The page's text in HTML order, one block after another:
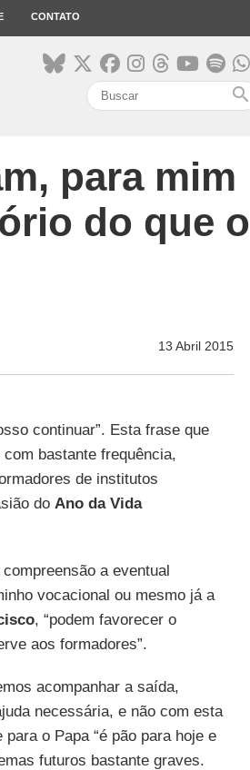
CONTATO
search
para mim
do que o
13 Abril 2015
continuar”. Esta frase que
bastante frequência,
de institutos
do Ano da Vida
a eventual
vocacional ou mesmo já a
, “podem favorecer o
aos formadores”.
acompanhar a saída,
necessária, e não com esta
o Papa “é pão para hoje e
futuros bastante graves.